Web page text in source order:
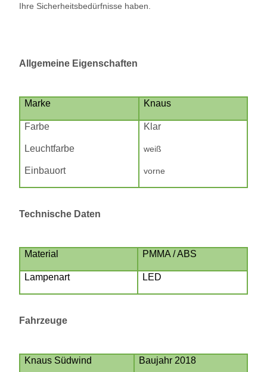
Ihre Sicherheitsbedürfnisse haben
Allgemeine Eigenschaften
Marke Knaus
Farbe
Leuchtfarbe
Einbauort
Klar
weiß
vorne
Technische Daten
Material PMMA / ABS
Lampenart LED
Fahrzeuge
Knaus Südwind Baujahr 2018